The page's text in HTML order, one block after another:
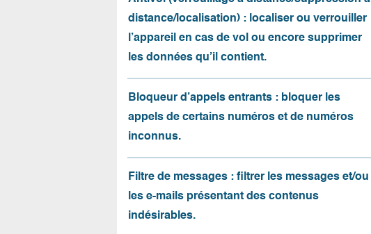
distance/localisation) : localiser ou verrouiller
l’appareil en cas de vol ou encore supprimer
les données qu’il contient.
Bloqueur d’appels entrants : bloquer les
appels de certains numéros et de numéros
inconnus.
Filtre de messages : filtrer les messages et/ou
les e-mails présentant des contenus
indésirables.